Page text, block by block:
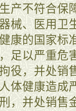
产不符合保
械、医用卫
康的国家标
足以严重危
役，并处销
体健康造成
，并处销售